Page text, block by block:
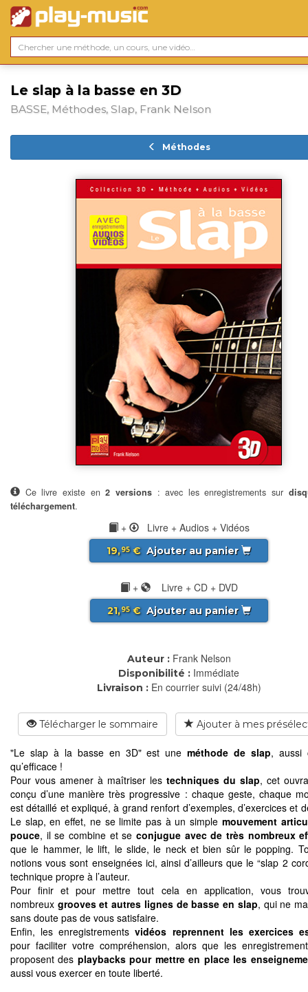
Le slap à la basse en 3D
BASSE, Méthodes, Slap, Frank Nelson
Méthodes
Ce livre existe en2 versions: avec les enregistrements sur
téléchargement.
+ Livre + Audios + Vidéos
19,95€ Ajouter au panier
+ Livre + CD + DVD
21,95€ Ajouter au panier
Auteur : Frank Nelson
Disponibilité : Immédiate
Livraison : En courrier suivi (24/48h)
Télécharger le sommaire Ajouter à mes
"Le slap à la basse en 3D" est uneméthode de slap, aussi
qu’efficace !
Pour vous amener à maîtriser les techniques du slap, cet
conçu d’une manière très progressive : chaque geste, chaque
est détaillé et expliqué, à grand renfort d’exemples, d’exercices et
Le slap, en effet, ne se limite pas à un simple mouvement
pouce, il se combine et se conjugue avec de très nombreux
que le hammer, le lift, le slide, le neck et bien sûr le popping.
notions vous sont enseignées ici, ainsi d’ailleurs que le “slap 2
technique propre à l’auteur.
Pour finir et pour mettre tout cela en application, vous
nombreux grooves et autres lignes de basse en slap, qui ne
sans doute pas de vous satisfaire.
Enfin, les enregistrementsvidéos reprennent les exercices
pour faciliter votre compréhension, alors que les
proposent des playbacks pour mettre en place les
aussi vous exercer en toute liberté.